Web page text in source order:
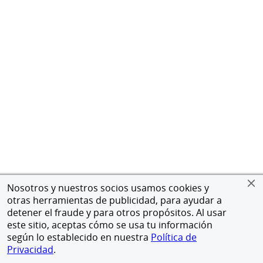
Nosotros y nuestros socios usamos cookies y
otras herramientas de publicidad, para ayudar a
detener el fraude y para otros propósitos. Al usar
este sitio, aceptas cómo se usa tu información
según lo establecido en nuestra Política de
Privacidad.